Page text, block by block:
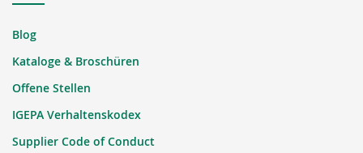
Blog
Kataloge & Broschüren
Offene Stellen
IGEPA Verhaltenskodex
Supplier Code of Conduct